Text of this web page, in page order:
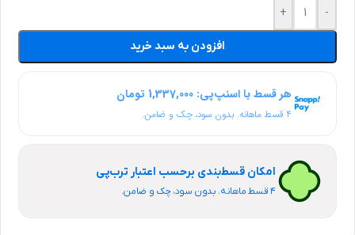
-
+
افزودن به سبد خرید
هر قسط با اسنپ‌پی: 1,337,000 تومان
۴ قسط ماهانه. بدون سود، چک و ضامن.
امکان قسط‌بندی برحسب اعتبار ترب‌پی
۴ قسط ماهانه. بدون سود، چک و ضامن.